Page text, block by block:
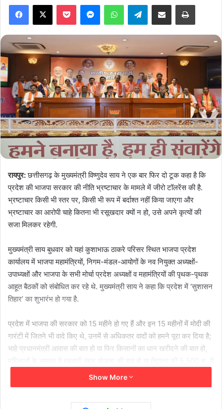
Telegram
रायपुर:छत्तीसगढ़ के मुख्यमंत्री विष्णुदेव साय ने एक बार फिर दो टूक कहा है कि
प्रदेश की भाजपा सरकार की नीति भ्रष्टाचार के मामले में जीरो टॉलरेंस की है.
भ्रष्टाचार किसी भी स्तर पर, किसी भी रूप में बर्दाश्त नहीं किया जाएगा और
भ्रष्टाचार का आरोपी चाहे कितना भी रसूखदार क्यों न हो, उसे अपने कृत्यों की
सजा मिलकर रहेगी.
मुख्यमंत्री साय बुधवार को यहां कुशाभाऊ ठाकरे परिसर स्थित भाजपा प्रदेश
कार्यालय में भाजपा महामंत्रियों, निगम-मंडल-आयोगों के नव नियुक्त अध्यक्षों-
उपाध्यक्षों और भाजपा के सभी मोर्चा प्रदेश अध्यक्षों व महामंत्रियों की पृथक-पृथक
आहूत बैठकों को संबोधित कर रहे थे. मुख्यमंत्री साय ने कहा कि प्रदेश में ‘सुशासन
तिहार’ का शुभारंभ हो गया है.
प्रदेश में भाजपा की सरकार को 15 महीने हो गए हैं और इन 15 महीनों में मोदी की
गारंटी में जितने भी वादे किए थे, उनमें से अधिकतर वादों को हमने पूरा कर दिया है;
चाहे प्रधानमंत्री आवास की बात हो या फिर किसानों का धान खरीदने की बात हो,
खरीदी हो, रामलला दर्शन योजना हो या पीएससी घोटाले की जांच हो.
Show More